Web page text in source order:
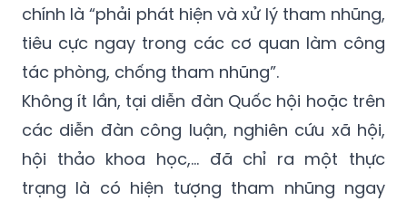
chính là “phải phát hiện và xử lý tham nhũng,
tiêu cực ngay trong các cơ quan làm công
tác phòng, chống tham nhũng”.
Không ít lần, tại diễn đàn Quốc hội hoặc trên
các diễn đàn công luận, nghiên cứu xã hội,
hội thảo khoa học,... đã chỉ ra một thực
trạng là có hiện tượng tham nhũng ngay